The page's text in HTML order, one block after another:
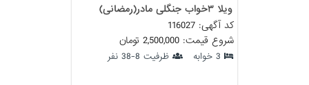
ویلا ۳خواب جنگلی مادر(رمضانی)
کد آگهی: 116027
شروع قیمت: 2,500,000 تومان
3 خوابه ظرفیت 8-38 نفر